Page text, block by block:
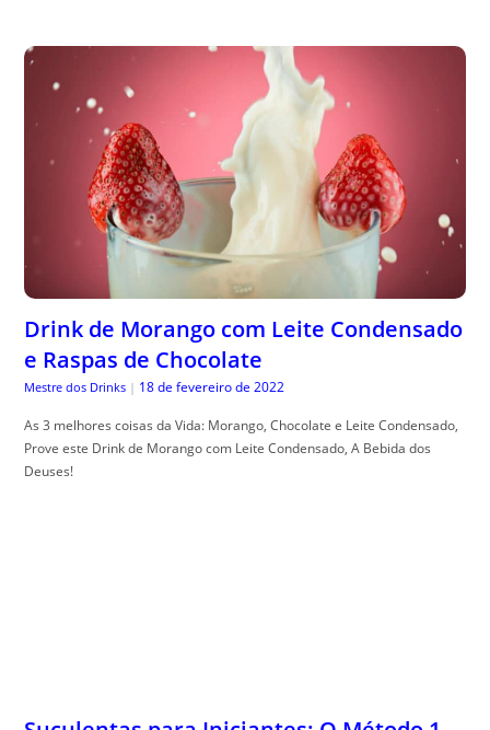
Drink de Morango com Leite Condensado
e Raspas de Chocolate
Mestre dos Drinks | 18 de fevereiro de 2022
As 3 melhores coisas da Vida: Morango, Chocolate e Leite Condensado,
Prove este Drink de Morango com Leite Condensado, A Bebida dos
Deuses!